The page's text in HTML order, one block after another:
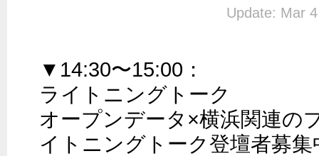
Update: Mar
▼14:30〜15:00：
ライトニングトーク
オープンデータ×横浜関連の
イトニングトーク登壇者募